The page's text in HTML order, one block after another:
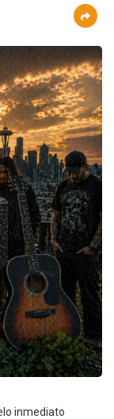
inmediato